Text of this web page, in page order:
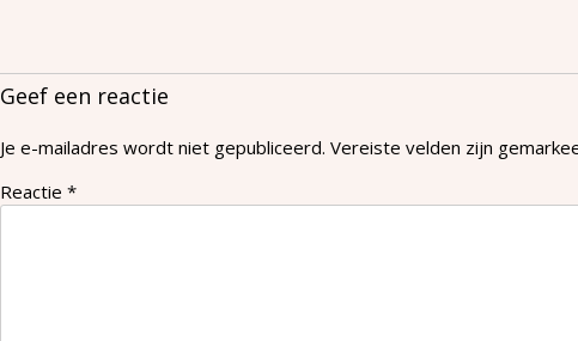
Geef een reactie
Je e-mailadres wordt niet gepubliceerd. Vereiste velden zijn
Reactie *